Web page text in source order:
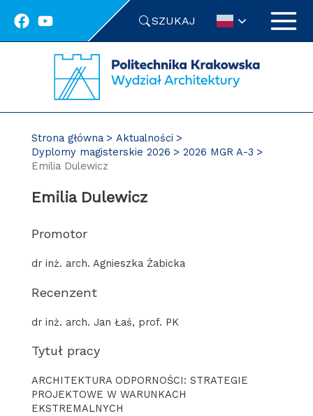
SZUKAJ
Strona główna
Aktualności
Dyplomy magisterskie 2026
2026 MGR A-3
Emilia Dulewicz
Emilia Dulewicz
Promotor
dr inż. arch. Agnieszka Żabicka
Recenzent
dr inż. arch. Jan Łaś, prof. PK
Tytuł pracy
ARCHITEKTURA ODPORNOŚCI: STRATEGIE
PROJEKTOWE W WARUNKACH
EKSTREMALNYCH